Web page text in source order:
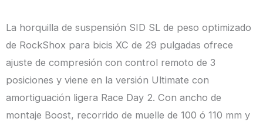
3P)
RockShox
cantidad
La horquilla de suspensión SID SL de peso optimizado
de RockShox para bicis XC de 29 pulgadas ofrece
ajuste de compresión con control remoto de 3
posiciones y viene en la versión Ultimate con
amortiguación ligera Race Day 2. Con ancho de
montaje Boost, recorrido de muelle de 100 ó 110 mm y